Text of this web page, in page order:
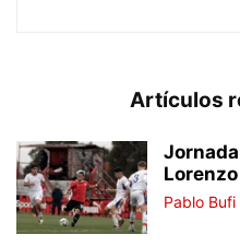
Artículos
Lorenzo
Pablo Bufi